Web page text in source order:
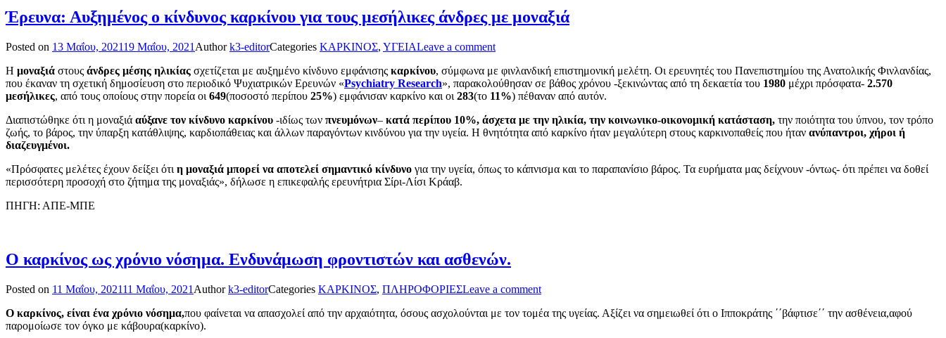
Έρευνα: Αυξημένος ο κίνδυνος καρκίνου για τους μεσήλικες άνδρες με μοναξιά
Posted on 13 Μαΐου, 202119 Μαΐου, 2021 Authork3-editorCategories ΚΑΡΚΙΝΟΣ, ΥΓΕΙΑLeave a comment
Η μοναξιά στους άνδρες μέσης ηλικίας σχετίζεται με αυξημένο κίνδυνο εμφάνισης καρκίνου, σύμφωνα με φινλανδική επιστημονική μελέτη. Οι ερευνητές του Πανεπιστημίου της Ανατολικής Φινλανδίας,
που έκαναν τη σχετική δημοσίευση στο περιοδικό Ψυχιατρικών Ερευνών «Psychiatry Research», παρακολούθησαν σε βάθος χρόνου -ξεκινώντας από τη δεκαετία του 1980 μέχρι πρόσφατα- 2.570
μεσήλικες, από τους οποίους στην πορεία οι 649(ποσοστό περίπου 25%) εμφάνισαν καρκίνο και οι 283(το 11%) πέθαναν από αυτόν.
Διαπιστώθηκε ότι η μοναξιά αύξανε τον κίνδυνο καρκίνου -ιδίως των πνευμόνων– κατά περίπου 10%, άσχετα με την ηλικία, την κοινωνικο-οικονομική κατάσταση, την ποιότητα του ύπνου, τον τρόπο
ζωής, το βάρος, την ύπαρξη κατάθλιψης, καρδιοπάθειας και άλλων παραγόντων κινδύνου για την υγεία. Η θνητότητα από καρκίνο ήταν μεγαλύτερη στους καρκινοπαθείς που ήταν ανύπαντροι, χήροι ή
διαζευγμένοι.
«Πρόσφατες μελέτες έχουν δείξει ότι η μοναξιά μπορεί να αποτελεί σημαντικό κίνδυνο για την υγεία, όπως το κάπνισμα και το παραπανίσιο βάρος. Τα ευρήματα μας δείχνουν -όντως- ότι πρέπει να δοθεί
περισσότερη προσοχή στο ζήτημα της μοναξιάς», δήλωσε η επικεφαλής ερευνήτρια Σίρι-Λίσι Κράαβ.
ΠΗΓΗ: ΑΠΕ-ΜΠΕ
O καρκίνος ως χρόνιο νόσημα. Eνδυνάμωση φροντιστών και ασθενών.
Posted on 11 Μαΐου, 202111 Μαΐου, 2021 Authork3-editorCategories ΚΑΡΚΙΝΟΣ, ΠΛΗΡΟΦΟΡΙΕΣLeave a comment
Ο καρκίνος, είναι ένα χρόνιο νόσημα,που φαίνεται να απασχολεί από την αρχαιότητα, όσους ασχολούνται με τον τομέα της υγείας. Αξίζει να σημειωθεί ότι ο Ιπποκράτης ΄΄βάφτισε΄΄ την ασθένεια,αφού
παρομοίωσε τον όγκο με κάβουρα(καρκίνο).